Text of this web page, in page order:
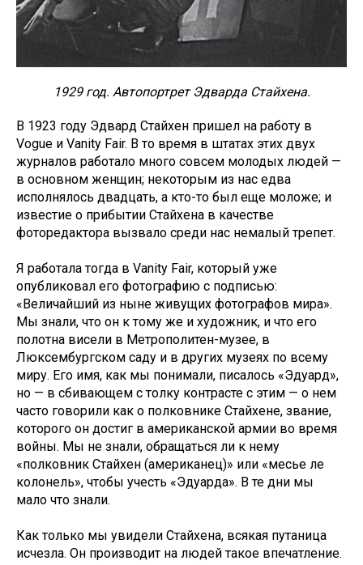
1929 год. Автопортрет Эдварда Стайхена.
В 1923 году Эдвард Стайхен пришел на работу в
Vogue и Vanity Fair. В то время в штатах этих двух
журналов работало много совсем молодых людей —
в основном женщин; некоторым из нас едва
исполнялось двадцать, а кто-то был еще моложе; и
известие о прибытии Стайхена в качестве
фоторедактора вызвало среди нас немалый трепет.
Я работала тогда в Vanity Fair, который уже
опубликовал его фотографию с подписью:
«Величайший из ныне живущих фотографов мира».
Мы знали, что он к тому же и художник, и что его
полотна висели в Метрополитен-музее, в
Люксембургском саду и в других музеях по всему
миру. Его имя, как мы понимали, писалось «Эдуард»,
но — в сбивающем с толку контрасте с этим — о нем
часто говорили как о полковнике Стайхене, звание,
которого он достиг в американской армии во время
войны. Мы не знали, обращаться ли к нему
«полковник Стайхен (американец)» или «месье ле
колонель», чтобы учесть «Эдуарда». В те дни мы
мало что знали.
Как только мы увидели Стайхена, всякая путаница
исчезла. Он производит на людей такое впечатление.